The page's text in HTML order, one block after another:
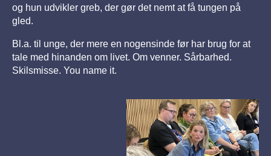
og hun udvikler greb, der gør det nemt at få tungen på
gled.
Bl.a. til unge, der mere en nogensinde før har brug for at
tale med hinanden om livet. Om venner. Sårbarhed.
Skilsmisse. You name it.